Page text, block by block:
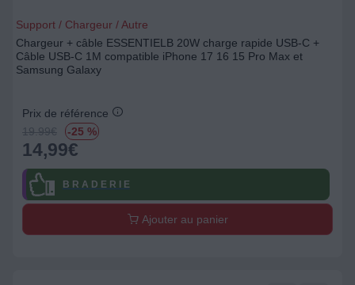
Support / Chargeur / Autre
Chargeur + câble ESSENTIELB 20W charge rapide USB-C +
Câble USB-C 1M compatible iPhone 17 16 15 Pro Max et
Samsung Galaxy
Prix de référence
19.99€ -25 %
14,99€
B R A D E R I E
Ajouter au panier